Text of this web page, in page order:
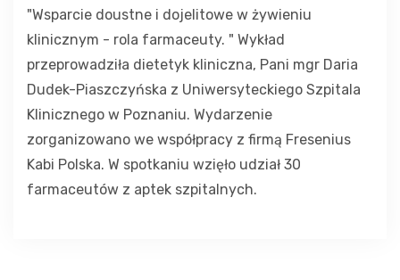
"Wsparcie doustne i dojelitowe w żywieniu
klinicznym - rola farmaceuty. " Wykład
przeprowadziła dietetyk kliniczna, Pani mgr Daria
Dudek-Piaszczyńska z Uniwersyteckiego Szpitala
Klinicznego w Poznaniu. Wydarzenie
zorganizowano we współpracy z firmą Fresenius
Kabi Polska. W spotkaniu wzięło udział 30
farmaceutów z aptek szpitalnych.